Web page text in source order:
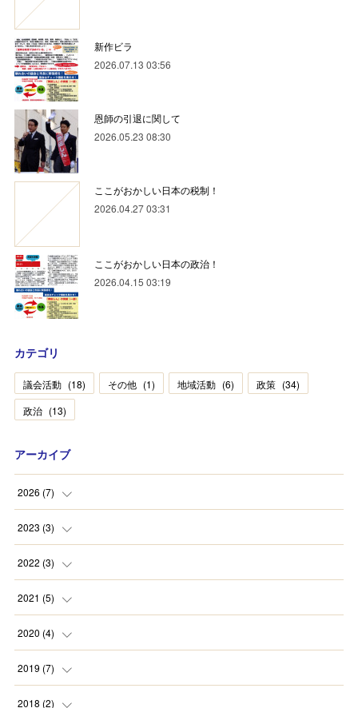
新作ビラ
2026.07.13 03:56
恩師の引退に関して
2026.05.23 08:30
ここがおかしい日本の税制！
2026.04.27 03:31
ここがおかしい日本の政治！
2026.04.15 03:19
カテゴリ
議会活動 (18) その他 (1) 地域活動 (6) 政策 (34)
政治 (13)
アーカイブ
2026 (7)
( )
( )
(
2023 (3)
( )
( )
2022 (3)
( )
( )
(
2021 (5)
( )
( )
(
2020 (4)
( )
( )
2019 (7)
( )
2018 (2)